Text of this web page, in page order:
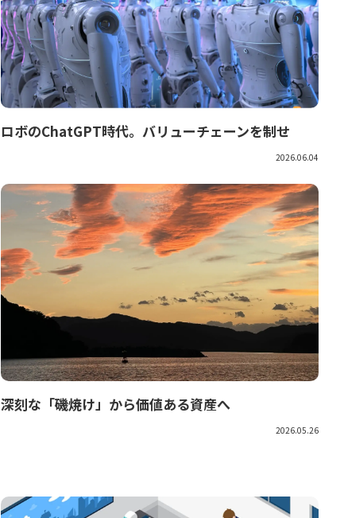
ロボのChatGPT時代。バリューチェーンを制せ
2026.06.04
深刻な「磯焼け」から価値ある資産へ
2026.05.26